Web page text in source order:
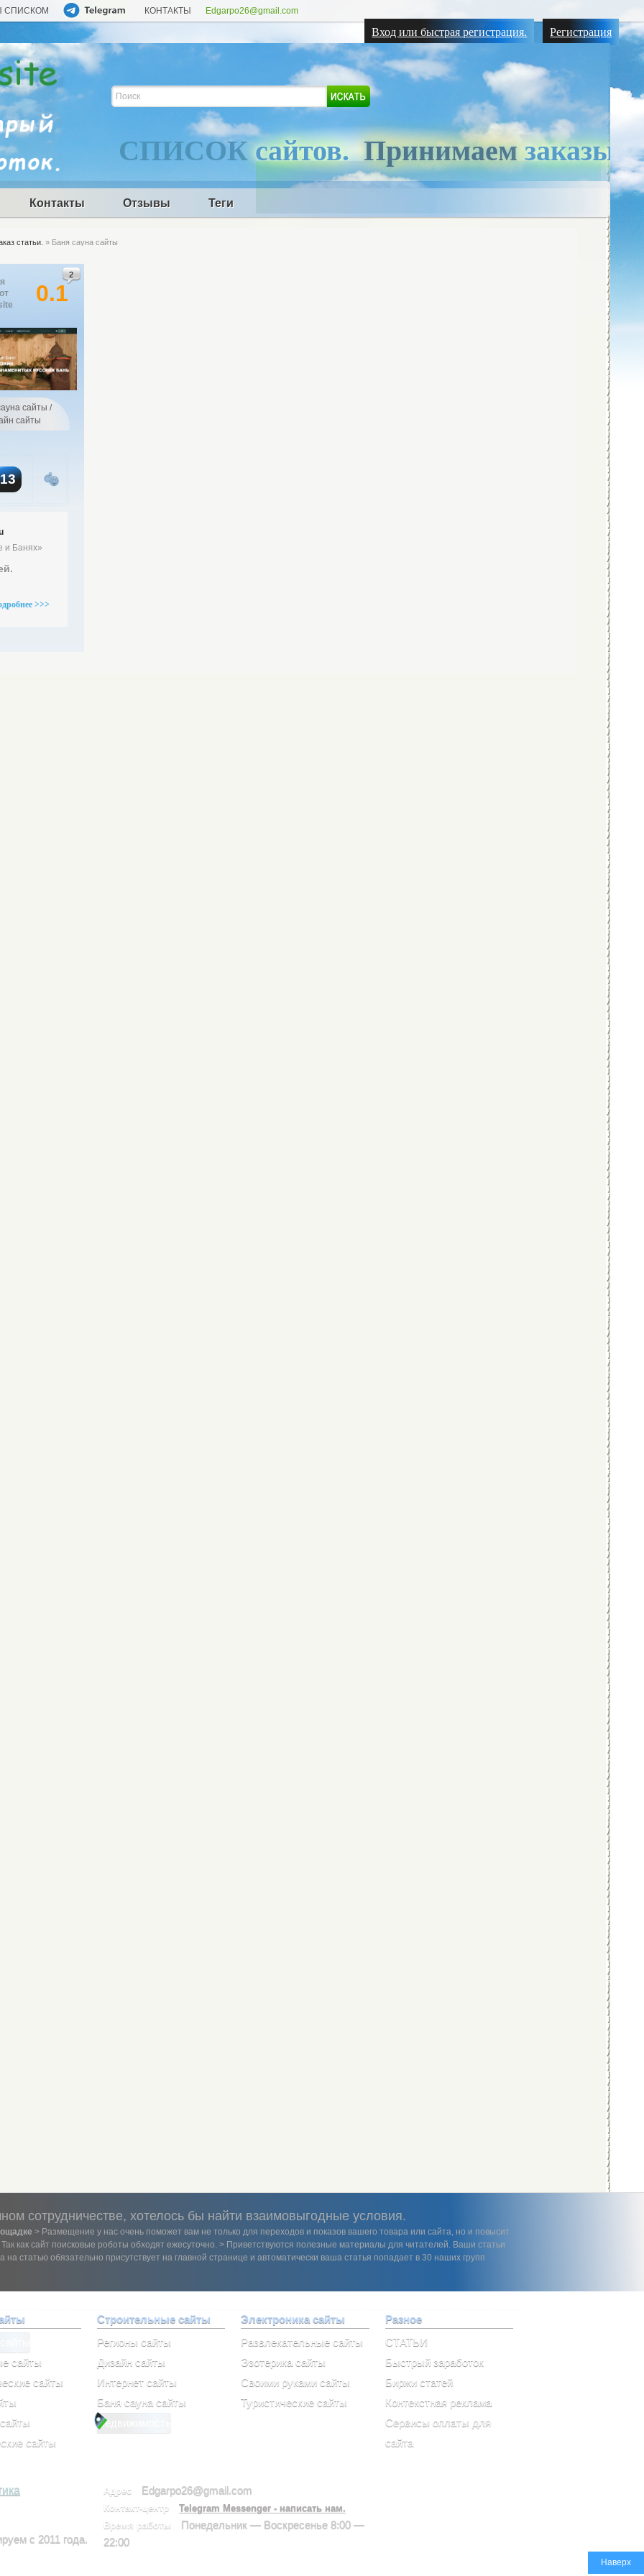
СПИСКОМ КОНТАКТЫ Edgarpo26@gmail.com
Вход или быстрая регистрация. Регистрация
СПИСОКсайтов.Принимаемзаказы.
Контакты Отзывы Теги
статьи. » Баня сауна сайты
0.1
сайты /
сайты
и Банях»
2
>>>
сотрудничестве, хотелось бы найти взаимовыгодные условия.
> Размещение у нас очень поможет вам не только для переходов и показов вашего товара или сайта, но и повысит
как сайт поисковые роботы обходят ежесуточно. > Приветствуются полезные материалы для читателей. Ваши статьи
статью обязательно присутствует на главной странице и автоматически ваша статья попадает в 30 наших групп
сайты
сайты
сайты
Строительные сайты
Регионы сайты
Дизайн сайты
Интернет сайты
Баня сауна сайты
Недвижимость
Электроника сайты
Развлекательные сайты
Эзотерика сайты
Своими руками сайты
Туристические сайты
Разное
СТАТЬИ
Быстрый заработок
Биржи статей
Контекстная реклама
Сервисы оплаты для
сайта
с 2011 года.
Адрес Edgarpo26@gmail.com
Контакт-центр
Telegram Messenger - написать нам.
Время работы
Понедельник — Воскресенье 8:00 —
22:00
Наверх